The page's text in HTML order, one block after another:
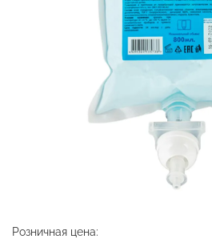
Розничная цена: